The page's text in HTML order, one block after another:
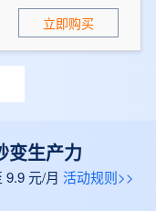
立即购买
变生产力
9.9 元/月 活动规则>>